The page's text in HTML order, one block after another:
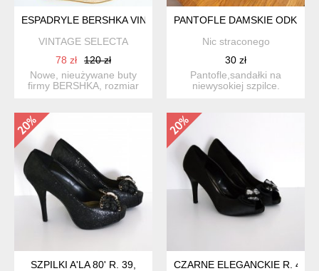
ESPADRYLE BERSHKA VINTAGE STYLE
VINTAGE SELECTA
78 zł
120 zł
Nowe, nieużywane buty
firmy BERSHKA, rozmiar
PANTOFLE DAMSKIE
Nic straconego
30 zł
Pantofle,sandałki na
niewysokiej szpilce.
SZPILKI A'LA 80' R. 39,
CZARNE ELEGANCKIE R. 40